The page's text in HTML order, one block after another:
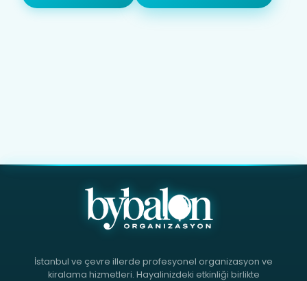
İstanbul ve çevre illerde profesyonel organizasyon ve
kiralama hizmetleri. Hayalinizdeki etkinliği birlikte